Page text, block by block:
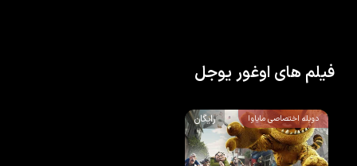
فیلم های اوغور یوجل
دوبله اختصاصی مایاوا رایگان